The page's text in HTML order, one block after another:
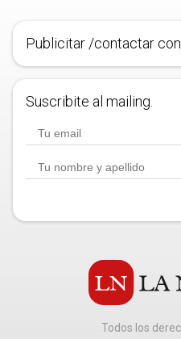
Publicitar /contactar
Suscribite al mailing.
Todos los